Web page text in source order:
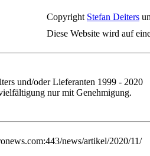
Copyright Stefan Deiters
Diese Website wird auf
und/oder Lieferanten 1999 - 2020
nur mit Genehmigung.
news/artikel/2020/11/